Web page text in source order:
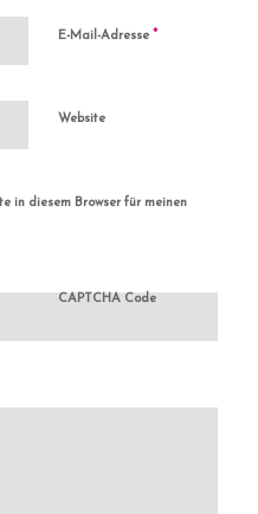
E-Mail-Adresse *
Website
in diesem Browser für meinen
CAPTCHA Code